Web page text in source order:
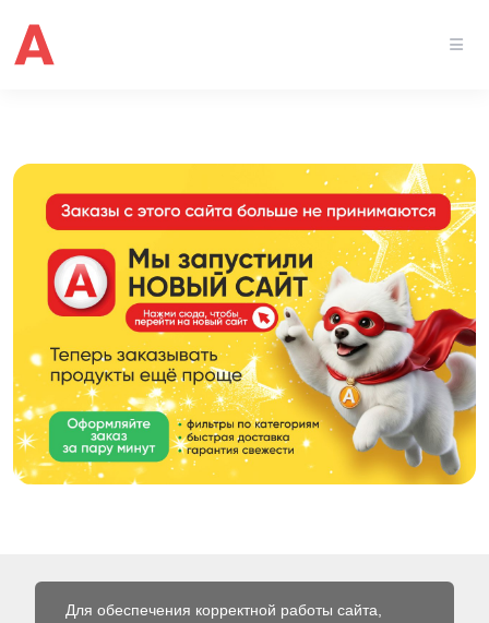
Для обеспечения корректной работы сайта,